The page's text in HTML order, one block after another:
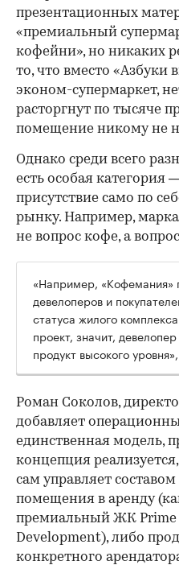
презентационных
«премиальный
кофейни», но никаких
то, что вместо «Азбуки
эконом-супермаркет,
расторгнут по тысяче
помещение никому не
Однако среди всего
есть особая категория
присутствие само по
рынку. Например,
не вопрос кофе, а
«Например, «Кофемания»
девелоперов и
статуса жилого
проект, значит,
продукт высокого
Роман Соколов,
добавляет
единственная модель,
концепция
сам управляет
помещения в аренду
премиальный ЖК Prime
Development), либо
конкретного